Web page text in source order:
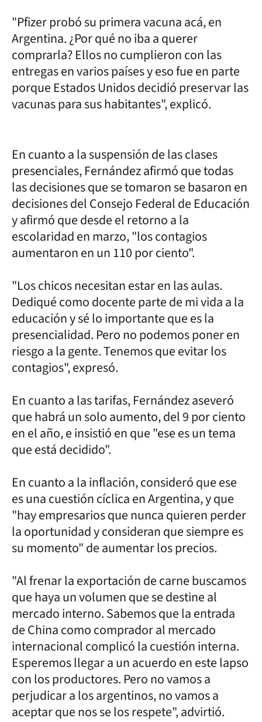
"Pfizer probó su primera vacuna acá, en
Argentina. ¿Por qué no iba a querer
comprarla? Ellos no cumplieron con las
entregas en varios países y eso fue en parte
porque Estados Unidos decidió preservar las
vacunas para sus habitantes", explicó.
En cuanto a la suspensión de las clases
presenciales, Fernández afirmó que todas
las decisiones que se tomaron se basaron en
decisiones del Consejo Federal de Educación
y afirmó que desde el retorno a la
escolaridad en marzo, "los contagios
aumentaron en un 110 por ciento".
"Los chicos necesitan estar en las aulas.
Dediqué como docente parte de mi vida a la
educación y sé lo importante que es la
presencialidad. Pero no podemos poner en
riesgo a la gente. Tenemos que evitar los
contagios", expresó.
En cuanto a las tarifas, Fernández aseveró
que habrá un solo aumento, del 9 por ciento
en el año, e insistió en que "ese es un tema
que está decidido".
En cuanto a la inflación, consideró que ese
es una cuestión cíclica en Argentina, y que
"hay empresarios que nunca quieren perder
la oportunidad y consideran que siempre es
su momento" de aumentar los precios.
"Al frenar la exportación de carne buscamos
que haya un volumen que se destine al
mercado interno. Sabemos que la entrada
de China como comprador al mercado
internacional complicó la cuestión interna.
Esperemos llegar a un acuerdo en este lapso
con los productores. Pero no vamos a
perjudicar a los argentinos, no vamos a
aceptar que nos se los respete", advirtió.